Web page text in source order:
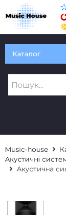
Каталог
Music-house
Акустичні
Акустична